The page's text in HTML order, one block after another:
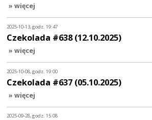
» więcej
2025-10-13, godz. 19:47
Czekolada #638 (12.10.2025)
» więcej
2025-10-08, godz. 19:00
Czekolada #637 (05.10.2025)
» więcej
2025-09-28, godz. 15:08